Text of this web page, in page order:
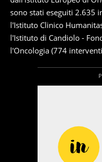
sono stati eseguiti 2.635
l'Istituto Clinico
l'Istituto di Candiolo -
l'Oncologia (774